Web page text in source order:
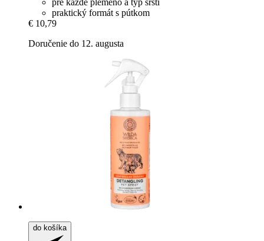
pre každé plemeno a typ srsti
praktický formát s pútkom
€ 10,79
Doručenie do 12. augusta
do košíka